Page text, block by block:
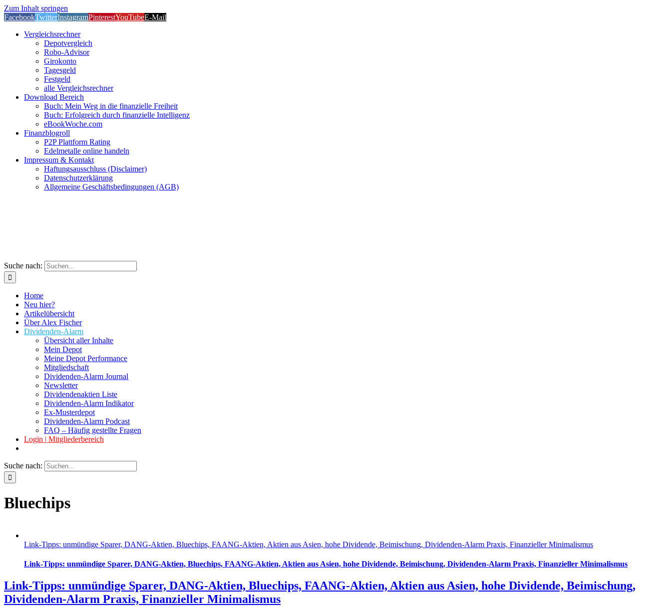
Zum Inhalt springen
FacebookTwitterInstagramPinterestYouTubeE-Mail
Vergleichsrechner
Depotvergleich
Robo-Advisor
Girokonto
Tagesgeld
Festgeld
alle Vergleichsrechner
Download Bereich
Buch: Mein Weg in die finanzielle Freiheit
Buch: Erfolgreich durch finanzielle Intelligenz
eBookWoche.com
Finanzblogroll
P2P Plattform Rating
Edelmetalle online handeln
Impressum & Kontakt
Haftungsausschluss (Disclaimer)
Datenschutzerklärung
Allgemeine Geschäftsbedingungen (AGB)
Suche nach:
Home
Neu hier?
Artikelübersicht
Über Alex Fischer
Dividenden-Alarm
Übersicht aller Inhalte
Mein Depot
Meine Depot Performance
Mitgliedschaft
Dividenden-Alarm Journal
Newsletter
Dividendenaktien Liste
Dividenden-Alarm Indikator
Ex-Musterdepot
Dividenden-Alarm Podcast
FAQ – Häufig gestellte Fragen
Login | Mitgliederbereich
Suche nach:
Bluechips
Link-Tipps: unmündige Sparer, DANG-Aktien, Bluechips, FAANG-Aktien, Aktien aus Asien, hohe Dividende, Beimischung, Dividenden-Alarm Praxis, Finanzieller Minimalismus
Link-Tipps: unmündige Sparer, DANG-Aktien, Bluechips, FAANG-Aktien, Aktien aus Asien, hohe Dividende, Beimischung, Dividenden-Alarm Praxis, Finanzieller Minimalismus
Link-Tipps: unmündige Sparer, DANG-Aktien, Bluechips, FAANG-Aktien, Aktien aus Asien, hohe Dividende, Beimischung,
Dividenden-Alarm Praxis, Finanzieller Minimalismus